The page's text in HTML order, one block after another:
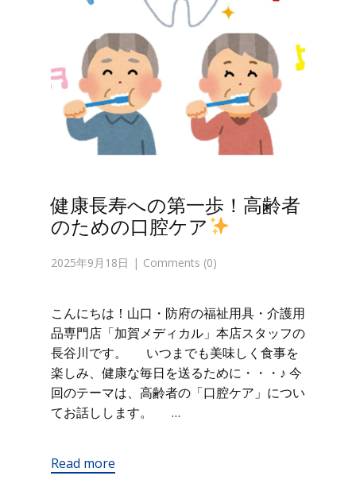
健康長寿への第一歩！高齢者
のための口腔ケア
2025年9月18日 Comments (0)
こんにちは！山口・防府の福祉用具・介護用
品専門店「加賀メディカル」本店スタッフの
長谷川です。 いつまでも美味しく食事を
楽しみ、健康な毎日を送るために・・・♪ 今
回のテーマは、高齢者の「口腔ケア」につい
てお話しします。 …
Read more